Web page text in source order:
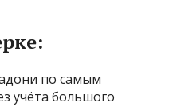
по самым
учёта большого